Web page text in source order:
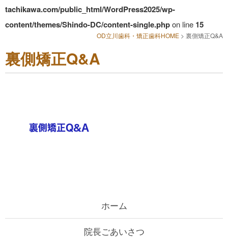
tachikawa.com/public_html/WordPress2025/wp-
content/themes/Shindo-DC/content-single.phpon line 15
OD立川歯科・矯正歯科HOME > 裏側矯正Q&A
裏側矯正Q&A
ホーム
院長ごあいさつ